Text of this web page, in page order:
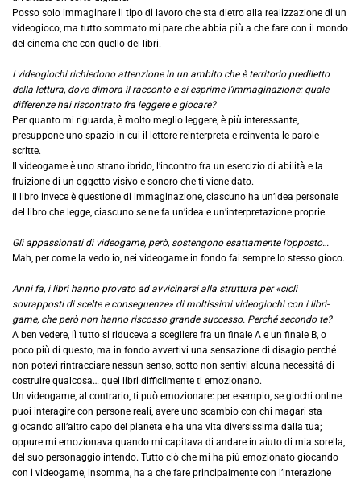
Posso solo immaginare il tipo di lavoro che sta dietro alla realizzazione di un
videogioco, ma tutto sommato mi pare che abbia più a che fare con il mondo
del cinema che con quello dei libri.
I videogiochi richiedono attenzione in un ambito che è territorio prediletto
della lettura, dove dimora il racconto e si esprime l’immaginazione: quale
differenze hai riscontrato fra leggere e giocare?
Per quanto mi riguarda, è molto meglio leggere, è più interessante,
presuppone uno spazio in cui il lettore reinterpreta e reinventa le parole
scritte.
Il videogame è uno strano ibrido, l’incontro fra un esercizio di abilità e la
fruizione di un oggetto visivo e sonoro che ti viene dato.
Il libro invece è questione di immaginazione, ciascuno ha un’idea personale
del libro che legge, ciascuno se ne fa un’idea e un’interpretazione proprie.
Gli appassionati di videogame, però, sostengono esattamente l’opposto…
Mah, per come la vedo io, nei videogame in fondo fai sempre lo stesso gioco.
Anni fa, i libri hanno provato ad avvicinarsi alla struttura per «cicli
sovrapposti di scelte e conseguenze» di moltissimi videogiochi con i libri-
game, che però non hanno riscosso grande successo. Perché secondo te?
A ben vedere, lì tutto si riduceva a scegliere fra un finale A e un finale B, o
poco più di questo, ma in fondo avvertivi una sensazione di disagio perché
non potevi rintracciare nessun senso, sotto non sentivi alcuna necessità di
costruire qualcosa… quei libri difficilmente ti emozionano.
Un videogame, al contrario, ti può emozionare: per esempio, se giochi online
puoi interagire con persone reali, avere uno scambio con chi magari sta
giocando all’altro capo del pianeta e ha una vita diversissima dalla tua;
oppure mi emozionava quando mi capitava di andare in aiuto di mia sorella,
del suo personaggio intendo. Tutto ciò che mi ha più emozionato giocando
con i videogame, insomma, ha a che fare principalmente con l’interazione